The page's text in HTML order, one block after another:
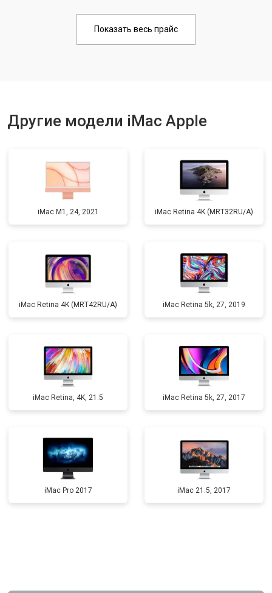
Показать весь прайс
Другие модели iMac Apple
iMac M1, 24, 2021 iMac Retina 4K (MRT32RU/A)
iMac Retina 4K (MRT42RU/A) iMac Retina 5k, 27, 2019
iMac Retina, 4K, 21.5 iMac Retina 5k, 27, 2017
iMac Pro 2017 iMac 21.5, 2017